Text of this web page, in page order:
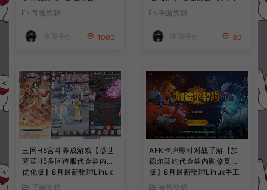
授权后台+简易安卓客户端
+详细搭建教程+视频教程
寄售资源
冷雨泽ღ 1000
果双端+详细搭建教程+视频
教程
手游资源
冷雨泽ღ 30
三网H5宫斗养成游戏【盛世
芳華H5多区跨服代金券内购
优化版】8月最新整理Linux
手工服务端+CDK授权后台
手游资源
AFK卡牌即时对战手游【加
德尔契约代金券内购修复
版】8月最新整理Linux手工
服务端+前后端全套源码+CD
寄售资源